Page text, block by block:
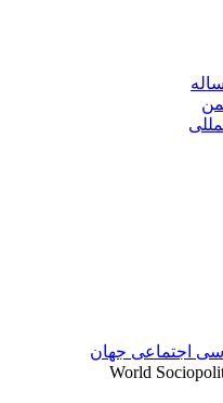
اجتماعی جهان